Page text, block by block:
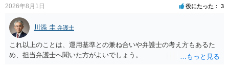
2026年8月1日 役にたった 3
川添 圭 弁護士
これ以上のことは、運用基準との兼ね合いや弁護士の考え方もあるた
め、担当弁護士へ聞いた方がよいでしょう。